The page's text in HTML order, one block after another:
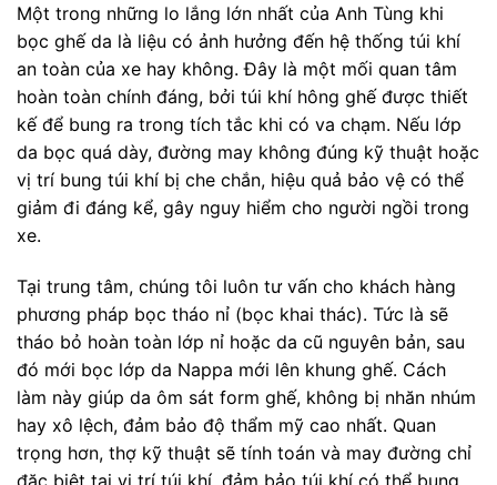
Một trong những lo lắng lớn nhất của Anh Tùng khi
bọc ghế da là liệu có ảnh hưởng đến hệ thống túi khí
an toàn của xe hay không. Đây là một mối quan tâm
hoàn toàn chính đáng, bởi túi khí hông ghế được thiết
kế để bung ra trong tích tắc khi có va chạm. Nếu lớp
da bọc quá dày, đường may không đúng kỹ thuật hoặc
vị trí bung túi khí bị che chắn, hiệu quả bảo vệ có thể
giảm đi đáng kể, gây nguy hiểm cho người ngồi trong
xe.
Tại trung tâm, chúng tôi luôn tư vấn cho khách hàng
phương pháp bọc tháo nỉ (bọc khai thác). Tức là sẽ
tháo bỏ hoàn toàn lớp nỉ hoặc da cũ nguyên bản, sau
đó mới bọc lớp da Nappa mới lên khung ghế. Cách
làm này giúp da ôm sát form ghế, không bị nhăn nhúm
hay xô lệch, đảm bảo độ thẩm mỹ cao nhất. Quan
trọng hơn, thợ kỹ thuật sẽ tính toán và may đường chỉ
đặc biệt tại vị trí túi khí, đảm bảo túi khí có thể bung